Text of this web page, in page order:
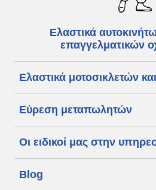
Ελαστικά
επαγγελματικών
Ελαστικά μοτοσικλετών
Εύρεση μεταπωλητών
Οι ειδικοί μας στην
Blog